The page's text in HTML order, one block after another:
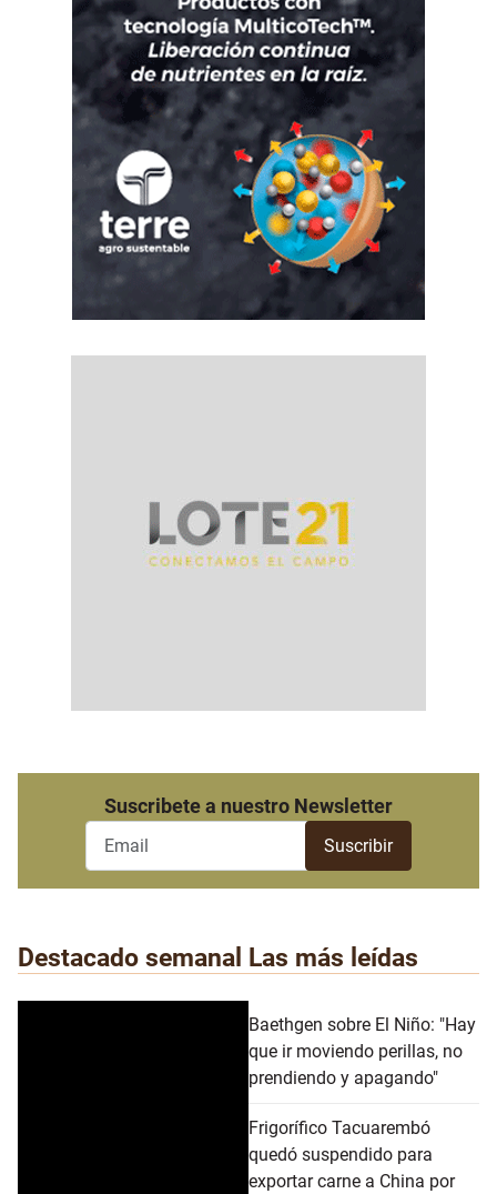
Suscribete a nuestro Newsletter
Destacado semanal Las más leídas
Baethgen sobre El Niño: "Hay
que ir moviendo perillas, no
prendiendo y apagando"
Frigorífico Tacuarembó
quedó suspendido para
exportar carne a China por